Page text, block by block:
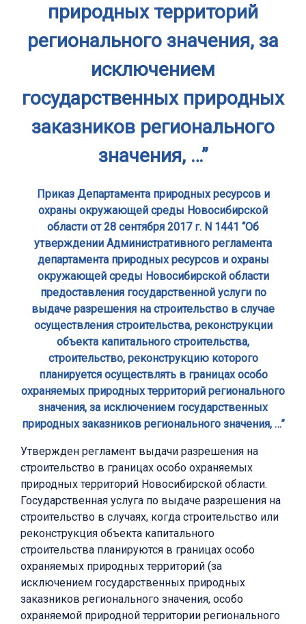
природных территорий
регионального значения, за
исключением
государственных природных
заказников регионального
значения, …”
Приказ Департамента природных ресурсов и
охраны окружающей среды Новосибирской
области от 28 сентября 2017 г. N 1441 “Об
утверждении Административного регламента
департамента природных ресурсов и охраны
окружающей среды Новосибирской области
предоставления государственной услуги по
выдаче разрешения на строительство в случае
осуществления строительства, реконструкции
объекта капитального строительства,
строительство, реконструкцию которого
планируется осуществлять в границах особо
охраняемых природных территорий регионального
значения, за исключением государственных
природных заказников регионального значения, …”
Утвержден регламент выдачи разрешения на
строительство в границах особо охраняемых
природных территорий Новосибирской области.
Государственная услуга по выдаче разрешения на
строительство в случаях, когда строительство или
реконструкция объекта капитального
строительства планируются в границах особо
охраняемых природных территорий (за
исключением государственных природных
заказников регионального значения, особо
охраняемой природной территории регионального